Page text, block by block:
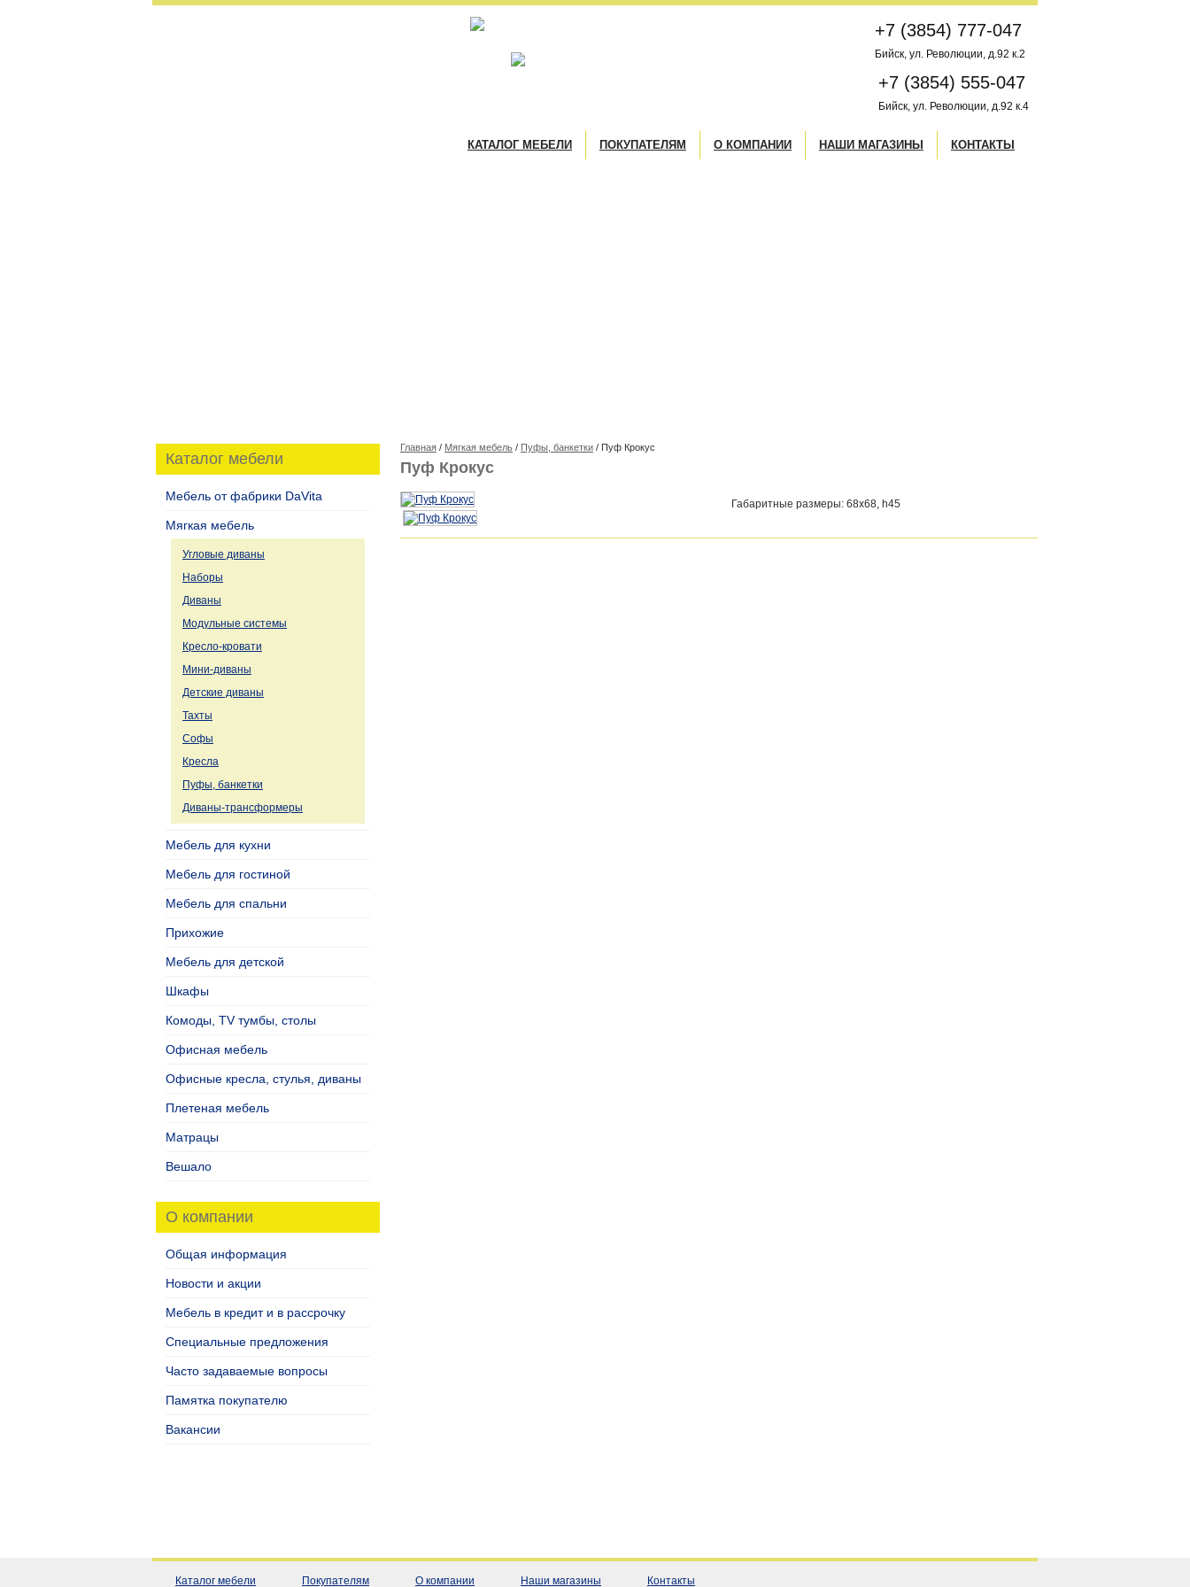
+7 (3854) 777-047
Бийск, ул. Революции, д.92 к.2
+7 (3854) 555-047
Бийск, ул. Революции, д.92 к.4
КАТАЛОГ МЕБЕЛИ ПОКУПАТЕЛЯМ О КОМПАНИИ НАШИ МАГАЗИНЫ КОНТАКТЫ
Каталог мебели
Мебель от фабрики DaVita
Мягкая мебель
Угловые диваны
Наборы
Диваны
Модульные системы
Кресло-кровати
Мини-диваны
Детские диваны
Тахты
Софы
Кресла
Пуфы, банкетки
Диваны-трансформеры
Мебель для кухни
Мебель для гостиной
Мебель для спальни
Прихожие
Мебель для детской
Шкафы
Комоды, TV тумбы, столы
Офисная мебель
Офисные кресла, стулья, диваны
Плетеная мебель
Матрацы
Вешало
О компании
Общая информация
Новости и акции
Мебель в кредит и в рассрочку
Специальные предложения
Часто задаваемые вопросы
Памятка покупателю
Вакансии
Главная / Мягкая мебель / Пуфы, банкетки / Пуф Крокус
Пуф Крокус
Габаритные размеры: 68х68, h45
Каталог мебели Покупателям О компании Наши магазины Контакты